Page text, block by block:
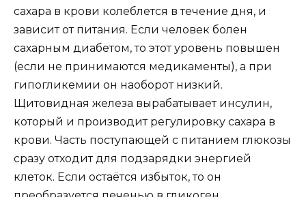
сахара в крови колеблется в течение дня, и
зависит от питания. Если человек болен
сахарным диабетом, то этот уровень повышен
(если не принимаются медикаменты), а при
гипогликемии он наоборот низкий.
Щитовидная железа вырабатывает инсулин,
который и производит регулировку сахара в
крови. Часть поступающей с питанием глюкозы
сразу отходит для подзарядки энергией
клеток. Если остаётся избыток, то он